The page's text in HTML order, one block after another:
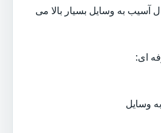
آسیب به وسایل بسیار بالا می
ای:
وسایل